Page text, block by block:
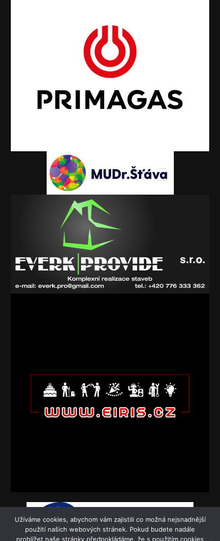
Užíváme cookies, abychom vám zajistili co možná nejsnadnější
použití našich webových stránek. Pokud budete nadále
prohlížet naše stránky předpokládáme, že s použitím cookies